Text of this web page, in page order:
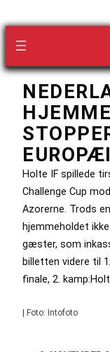
Holte IF spillede
Challenge Cup
Azorerne. Trods
hjemmeholdet
gæster, som
billetten videre til
finale, 2.
| Foto: Intofoto